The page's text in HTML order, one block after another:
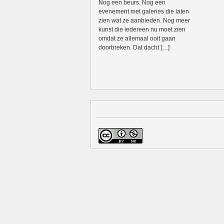
Nog een beurs. Nog een
evenement met galeries die laten
zien wat ze aanbieden. Nog meer
kunst die iedereen nu moet zien
omdat ze allemaal ooit gaan
doorbreken. Dat dacht […]